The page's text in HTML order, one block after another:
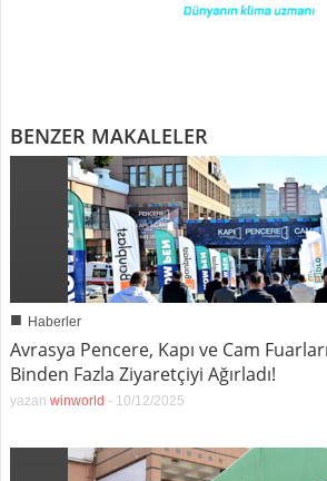
BENZER MAKALELER
■ Haberler
Avrasya Pencere, Kapı ve Cam
Binden Fazla Ziyaretçiyi Ağırladı!
yazan winworld - 10/12/2025